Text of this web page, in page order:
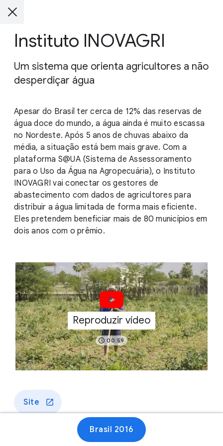
Instituto INOVAGRI
Um sistema que orienta agricultores a não
desperdiçar água
Apesar do Brasil ter cerca de 12% das reservas de
água doce do mundo, a água ainda é muito escassa
no Nordeste. Após 5 anos de chuvas abaixo da
média, a situação está bem mais grave. Com a
plataforma S@UA (Sistema de Assessoramento
para o Uso da Água na Agropecuária), o Instituto
INOVAGRI vai conectar os gestores de
abastecimento com dados de agricultores para
distribuir a água limitada de forma mais eficiente.
Eles pretendem beneficiar mais de 80 municípios em
dois anos com o prêmio.
Reproduzir vídeo
00:59
Site
Brasil 2016